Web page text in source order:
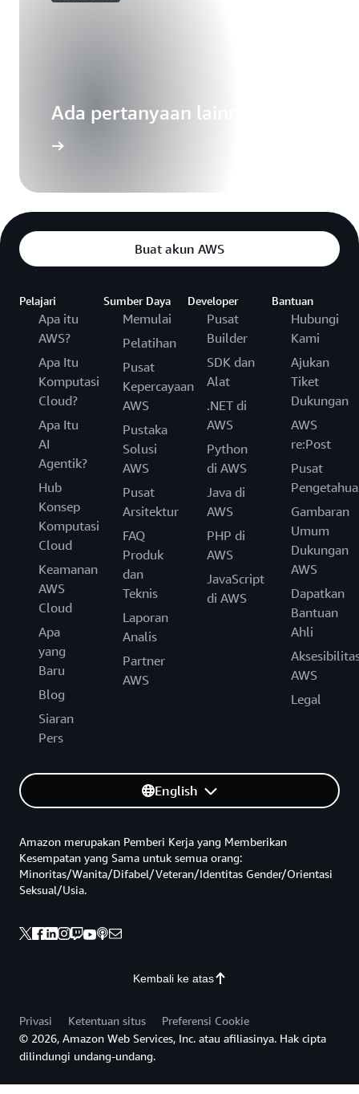
Ada pertanyaan lainnya?
Buat akun AWS
Pelajari
Apa itu
AWS?
Apa Itu
Komputasi
Cloud?
Apa Itu
AI
Agentik?
Hub
Konsep
Komputasi
Cloud
Keamanan
AWS
Cloud
Apa
yang
Baru
Blog
Siaran
Pers
Sumber Daya
Memulai
Pelatihan
Pusat
Kepercayaan
AWS
Pustaka
Solusi
AWS
Pusat
Arsitektur
FAQ
Produk
dan
Teknis
Laporan
Analis
Partner
AWS
Developer
Pusat
Builder
SDK dan
Alat
.NET di
AWS
Python
di AWS
Java di
AWS
PHP di
AWS
JavaScript
di AWS
Bantuan
Hubungi
Kami
Ajukan
Tiket
Dukungan
AWS
re:Post
Pusat
Gambaran
Umum
Dukungan
AWS
Dapatkan
Bantuan
Ahli
AWS
Legal
English
Kembali ke atas
Amazon merupakan Pemberi Kerja yang Memberikan
Kesempatan yang Sama untuk semua orang:
Minoritas/Wanita/Difabel/Veteran/Identitas Gender/Orientasi
Seksual/Usia.
Privasi Ketentuan situs
Preferensi Cookie
© 2026, Amazon Web Services, Inc. atau afiliasinya. Hak cipta
dilindungi undang-undang.